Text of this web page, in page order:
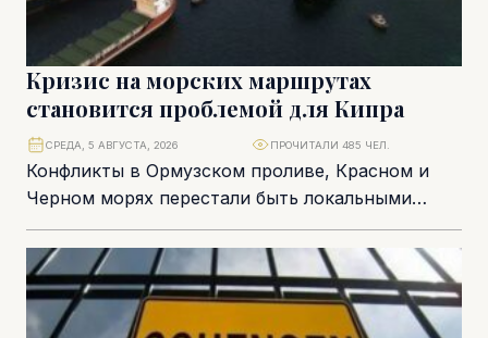
Кризис на морских маршрутах
становится проблемой для Кипра
Конфликты в Ормузском проливе, Красном и
Черном морях перестали быть локальными
рисками. Для судоходного бизнеса они
складываются в единую систему...
СРЕДА, 5 АВГУСТА, 2026 ПРОЧИТАЛИ 485 ЧЕЛ.